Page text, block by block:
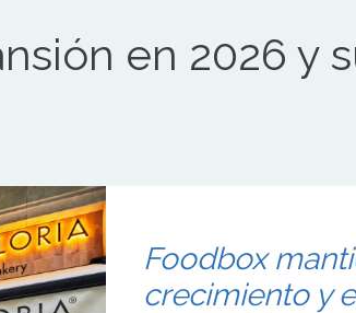
en 2026 y
Foodbox
crecimiento y